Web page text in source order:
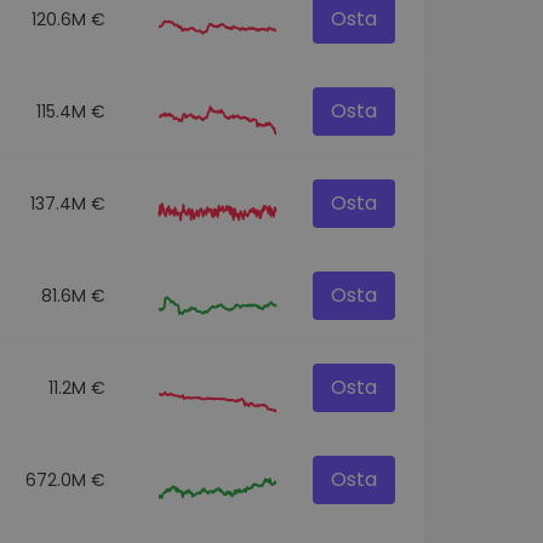
120.6M € Osta
115.4M € Osta
137.4M € Osta
81.6M € Osta
11.2M € Osta
672.0M € Osta